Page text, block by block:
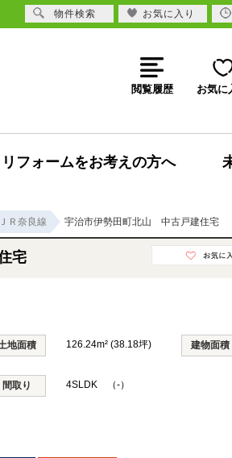
閲覧履歴 お気に
リフォームをお考えの方へ
ＪＲ奈良線 宇治市伊勢田町北山 中古戸建住宅
宅
地面積 126.24m² (38.18坪) 建物面積
間取り 4SLDK （-）
物件検索 お気に入り